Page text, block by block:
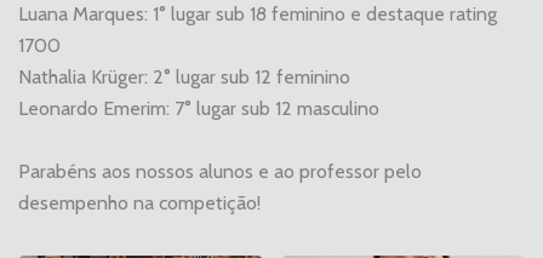
Luana Marques: 1° lugar sub 18 feminino e destaque rating
1700
Nathalia Krüger: 2° lugar sub 12 feminino
Leonardo Emerim: 7° lugar sub 12 masculino
Parabéns aos nossos alunos e ao professor pelo
desempenho na competição!